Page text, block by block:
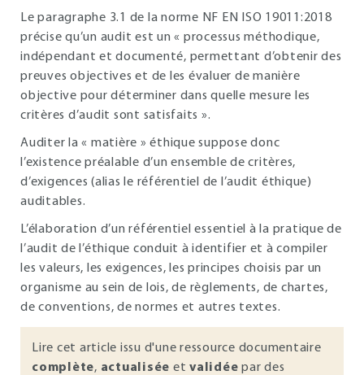
Le paragraphe 3.1 de la norme NF EN ISO 19011:2018
précise qu’un audit est un « processus méthodique,
indépendant et documenté, permettant d’obtenir des
preuves objectives et de les évaluer de manière
objective pour déterminer dans quelle mesure les
critères d’audit sont satisfaits ».
Auditer la « matière » éthique suppose donc
l’existence préalable d’un ensemble de critères,
d’exigences (alias le référentiel de l’audit éthique)
auditables.
L’élaboration d’un référentiel essentiel à la pratique de
l’audit de l’éthique conduit à identifier et à compiler
les valeurs, les exigences, les principes choisis par un
organisme au sein de lois, de règlements, de chartes,
de conventions, de normes et autres textes.
Lire cet article issu d'une ressource documentaire
complète, actualisée et validée par des